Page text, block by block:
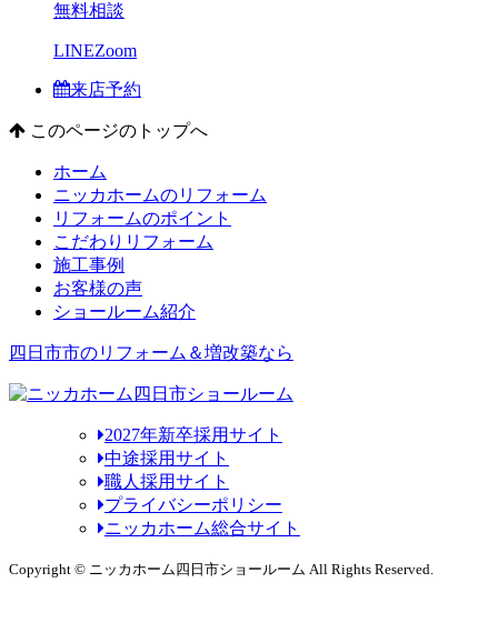
無料相談
LINEZoom
来店予約
このページのトップへ
ホーム
ニッカホームのリフォーム
リフォームのポイント
こだわりリフォーム
施工事例
お客様の声
ショールーム紹介
四日市市のリフォーム＆増改築なら
2027年新卒採用サイト
中途採用サイト
職人採用サイト
プライバシーポリシー
ニッカホーム総合サイト
Copyright © ニッカホーム四日市ショールーム All Rights Reserved.